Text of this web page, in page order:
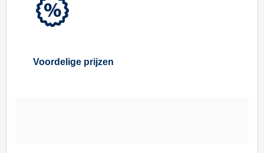
Voordelige prijzen